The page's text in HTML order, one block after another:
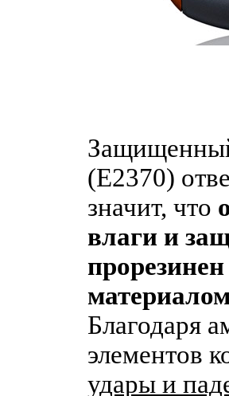
(E2370)
значит, что
влаги и
Благодаря
элементов
удары и